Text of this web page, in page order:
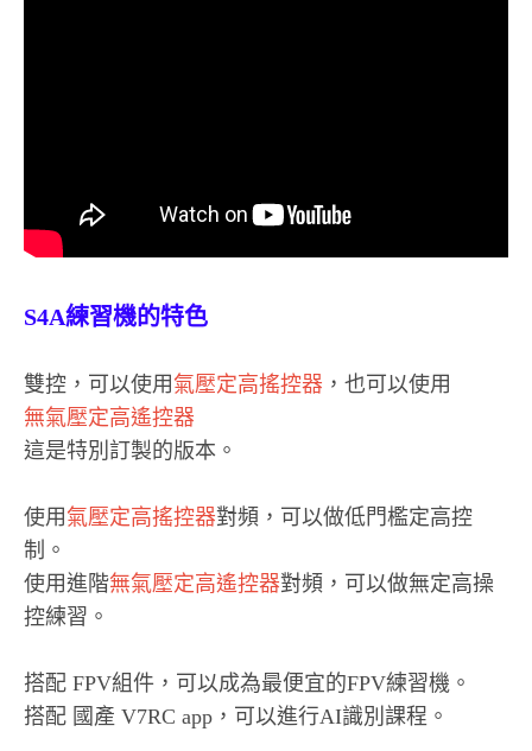
S4A練習機的特色
雙控，可以使用 氣壓定高搖控器 ，也可以使用
無氣壓定高遙控器
這是特別訂製的版本。
使用 氣壓定高搖控器對頻，可以做低門檻定高控
制。
使用進階無氣壓定高遙控器對頻，可以做無定高操
控練習。
搭配 FPV組件，可以成為最便宜的FPV練習機。
搭配 國產 V7RC app，可以進行AI識別課程。